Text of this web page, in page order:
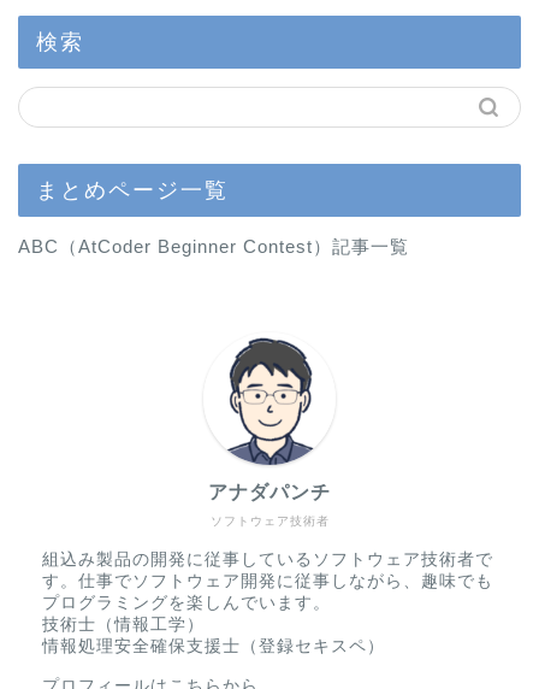
検索
まとめページ一覧
ABC（AtCoder Beginner Contest）記事一覧
ソフトウェア技術者
アナダパンチ
組込み製品の開発に従事しているソフトウェア技術者で
す。仕事でソフトウェア開発に従事しながら、趣味でも
プログラミングを楽しんでいます。
技術士（情報工学）
情報処理安全確保支援士（登録セキスペ）